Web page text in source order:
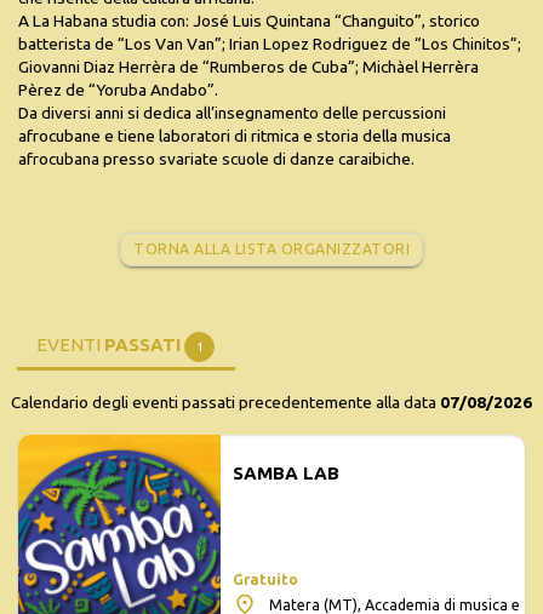
A La Habana studia con: José Luis Quintana “Changuito”, storico
batterista de “Los Van Van”; Irian Lopez Rodriguez de “Los Chinitos”;
Giovanni Diaz Herrèra de “Rumberos de Cuba”; Michàel Herrèra
Pèrez de “Yoruba Andabo”.
Da diversi anni si dedica all’insegnamento delle percussioni
afrocubane e tiene laboratori di ritmica e storia della musica
afrocubana presso svariate scuole di danze caraibiche.
TORNA ALLA LISTA ORGANIZZATORI
EVENTI PASSATI 1
Calendario degli eventi passati precedentemente alla data 07/08/2026
SAMBA LAB
Gratuito
Matera (MT), Accademia di musica e